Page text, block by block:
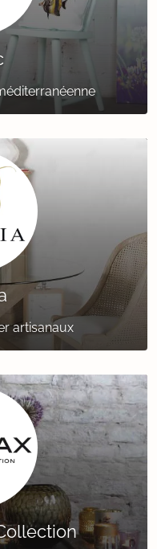
artisanaux